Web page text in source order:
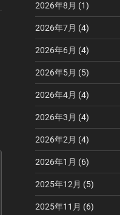
2026年8月 (1)
2026年7月 (4)
2026年6月 (4)
2026年5月 (5)
2026年4月 (4)
2026年3月 (4)
2026年2月 (4)
2026年1月 (6)
2025年12月 (5)
2025年11月 (6)